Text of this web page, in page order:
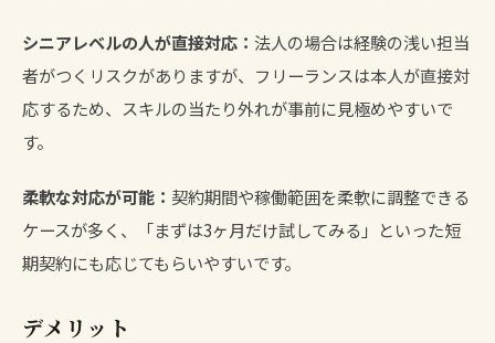
シニアレベルの人が直接対応： 法人の場合は経験の浅い担当
者がつくリスクがありますが、フリーランスは本人が直接対
応するため、スキルの当たり外れが事前に見極めやすいで
す。
柔軟な対応が可能： 契約期間や稼働範囲を柔軟に調整できる
ケースが多く、「まずは3ヶ月だけ試してみる」といった短
期契約にも応じてもらいやすいです。
デメリット